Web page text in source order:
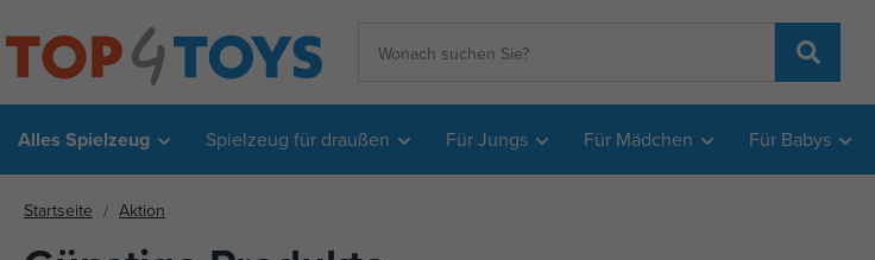
Alles Spielzeug Spielzeug für draußen Für Jungs Für Mädchen Für Babys
Startseite Aktion